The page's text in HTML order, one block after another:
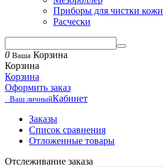
Приборы для чистки кожи
Расчески
0 Ваша Корзина
Корзина
Корзина
Оформить заказ
Ваш личныйКабинет
Заказы
Список сравнения
Отложенные товары
Отслеживание заказа